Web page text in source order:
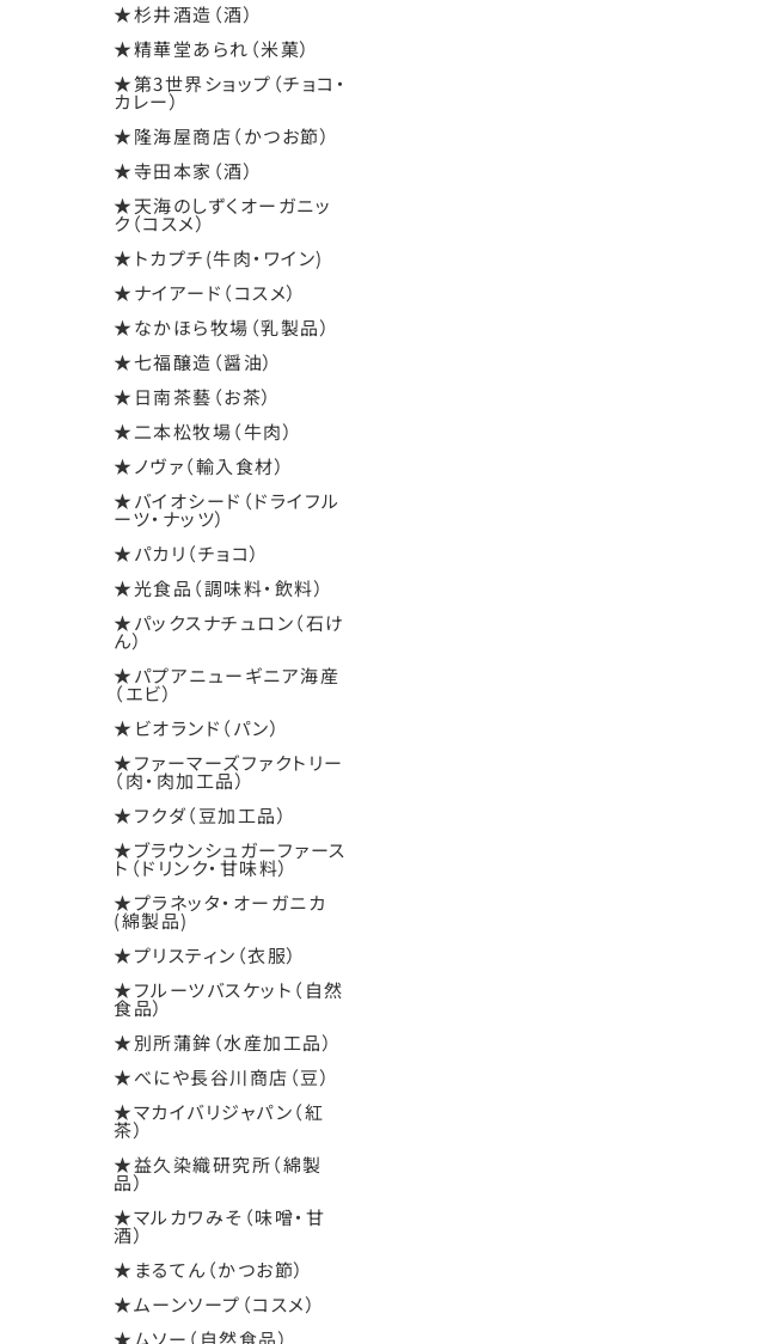
★杉井酒造（酒）
★精華堂あられ（米菓）
★第3世界ショップ（チョコ・
カレー）
★隆海屋商店（かつお節）
★寺田本家（酒）
★天海のしずくオーガニッ
ク（コスメ）
★トカプチ(牛肉・ワイン)
★ナイアード（コスメ）
★なかほら牧場（乳製品）
★七福醸造（醤油）
★日南茶藝（お茶）
★二本松牧場（牛肉）
★ノヴァ（輸入食材）
★バイオシード（ドライフル
ーツ・ナッツ）
★パカリ（チョコ）
★光食品（調味料・飲料）
★パックスナチュロン（石け
ん）
★パプアニューギニア海産
（エビ）
★ビオランド（パン）
★ファーマーズファクトリー
（肉・肉加工品）
★フクダ（豆加工品）
★ブラウンシュガーファース
ト（ドリンク・甘味料）
★プラネッタ・オーガニカ
(綿製品)
★プリスティン（衣服）
★フルーツバスケット（自然
食品）
★別所蒲鉾（水産加工品）
★べにや長谷川商店（豆）
★マカイバリジャパン（紅
茶）
★益久染織研究所（綿製
品）
★マルカワみそ（味噌・甘
酒）
★まるてん（かつお節）
★ムーンソープ（コスメ）
★ムソー（自然食品）